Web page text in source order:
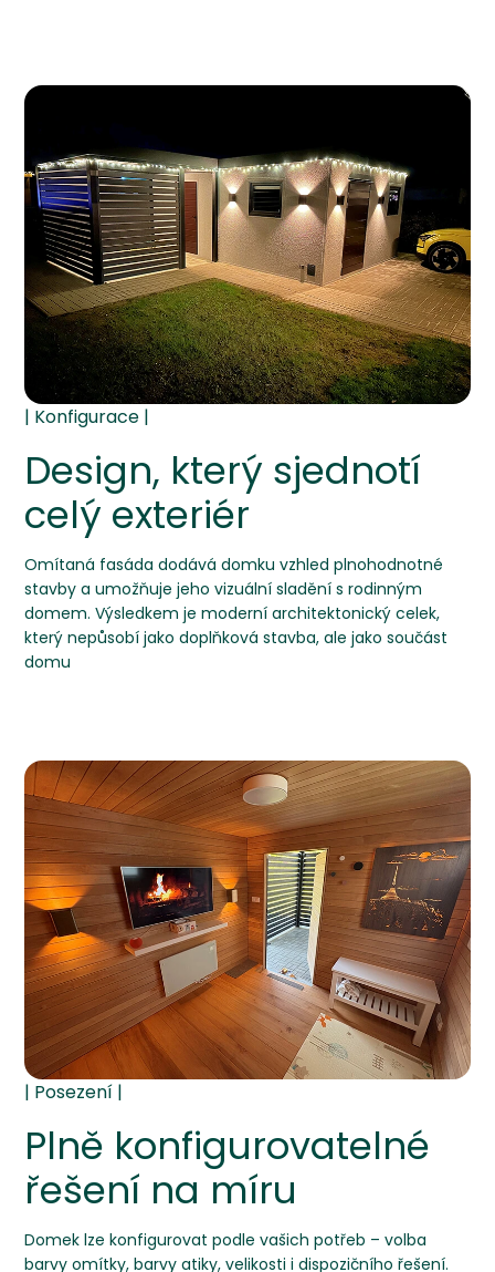
Design, který sjednotí
celý exteriér
Omítaná fasáda dodává domku vzhled plnohodnotné
stavby a umožňuje jeho vizuální sladění s rodinným
domem. Výsledkem je moderní architektonický celek,
který nepůsobí jako doplňková stavba, ale jako součást
domu
Plně konfigurovatelné
řešení na míru
Domek lze konfigurovat podle vašich potřeb – volba
barvy omítky, barvy atiky, velikosti i dispozičního řešení.